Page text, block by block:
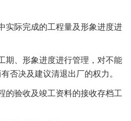
际完成的工程量及形象进度进
、形象进度进行管理，对不能
否决及建议清退出厂的权力。
验收及竣工资料的接收存档工